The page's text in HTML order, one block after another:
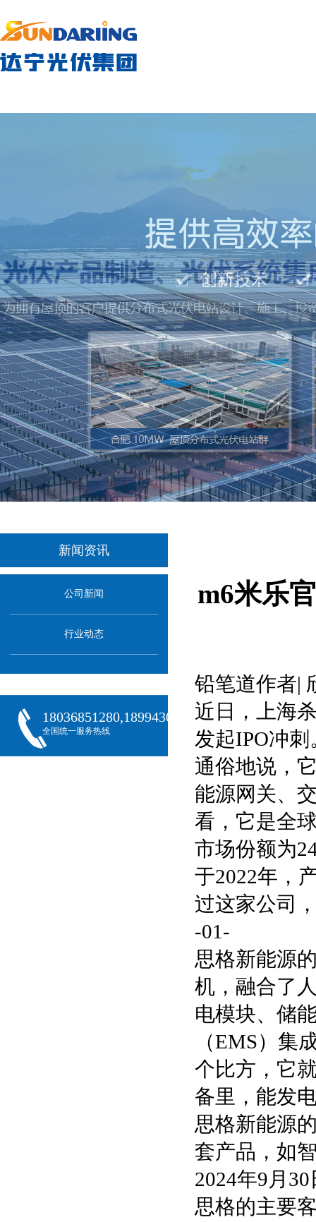
新闻资讯
公司新闻
行业动态
18036851280,18994301288,18068407382
全国统一服务热线
m6米乐
铅笔道作者|
近日，上海
发起IPO冲刺
通俗地说，
能源网关、
看，它是全
市场份额为
于2022年，
过这家公司
-01-
思格新能源
机，融合了
电模块、储
（EMS）集
个比方，它
备里，能发
思格新能源
套产品，如
2024年9月
思格的主要